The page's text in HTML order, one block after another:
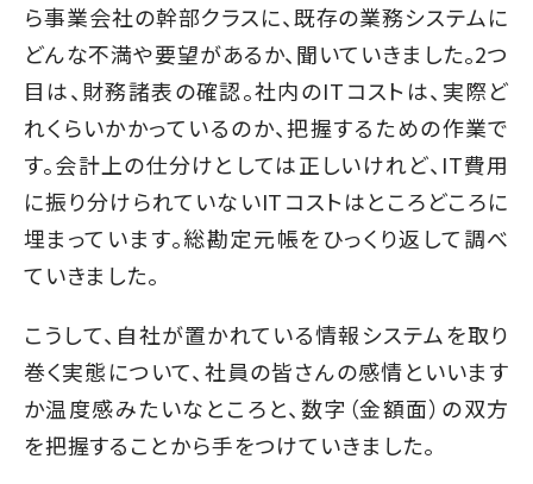
ら事業会社の幹部クラスに、既存の業務システムに
どんな不満や要望があるか、聞いていきました。2つ
目は、財務諸表の確認。社内のITコストは、実際ど
れくらいかかっているのか、把握するための作業で
す。会計上の仕分けとしては正しいけれど、IT費用
に振り分けられていないITコストはところどころに
埋まっています。総勘定元帳をひっくり返して調べ
ていきました。
こうして、自社が置かれている情報システムを取り
巻く実態について、社員の皆さんの感情といいます
か温度感みたいなところと、数字（金額面）の双方
を把握することから手をつけていきました。